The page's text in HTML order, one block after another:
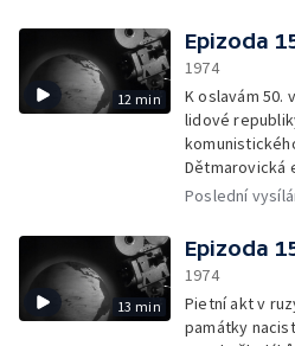
Pražský
Krkonoších —
12 min
Epizoda
1974
K oslavám 50.
lidové
Dětmarovická
pětiletky v
největších
mezinárodní
cukrářského
Nemčík — Let
Poslední
13 min
Epizoda
1974
Pietní akt v
památky